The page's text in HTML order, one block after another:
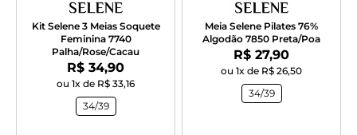
Kit Selene 3 Meias Soquete
Feminina 7740
Palha/Rose/Cacau
Por:
R$ 34,90
ou 1x de R$ 33,16
34/39
Meia Selene Pilates 76%
Algodão 7850 Preta/Poa
Por:
R$ 27,90
ou 1x de R$ 26,50
34/39